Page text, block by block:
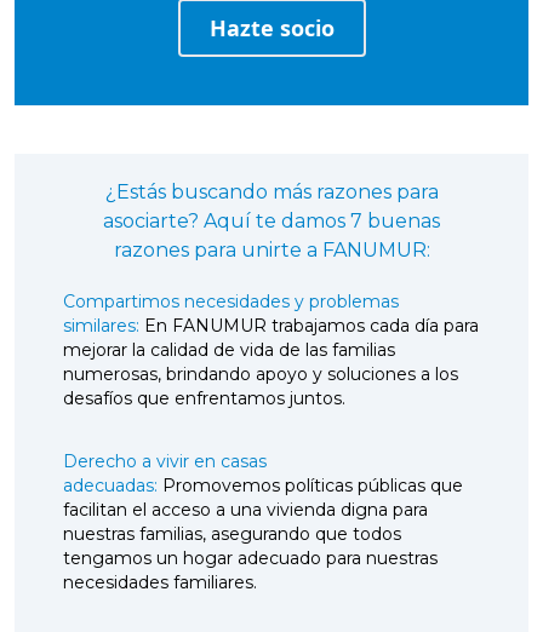
Hazte socio
¿Estás buscando más razones para
asociarte? Aquí te damos 7 buenas
razones para unirte a FANUMUR:
Compartimos necesidades y problemas
similares: En FANUMUR trabajamos cada día para
mejorar la calidad de vida de las familias
numerosas, brindando apoyo y soluciones a los
desafíos que enfrentamos juntos.
Derecho a vivir en casas
adecuadas: Promovemos políticas públicas que
facilitan el acceso a una vivienda digna para
nuestras familias, asegurando que todos
tengamos un hogar adecuado para nuestras
necesidades familiares.